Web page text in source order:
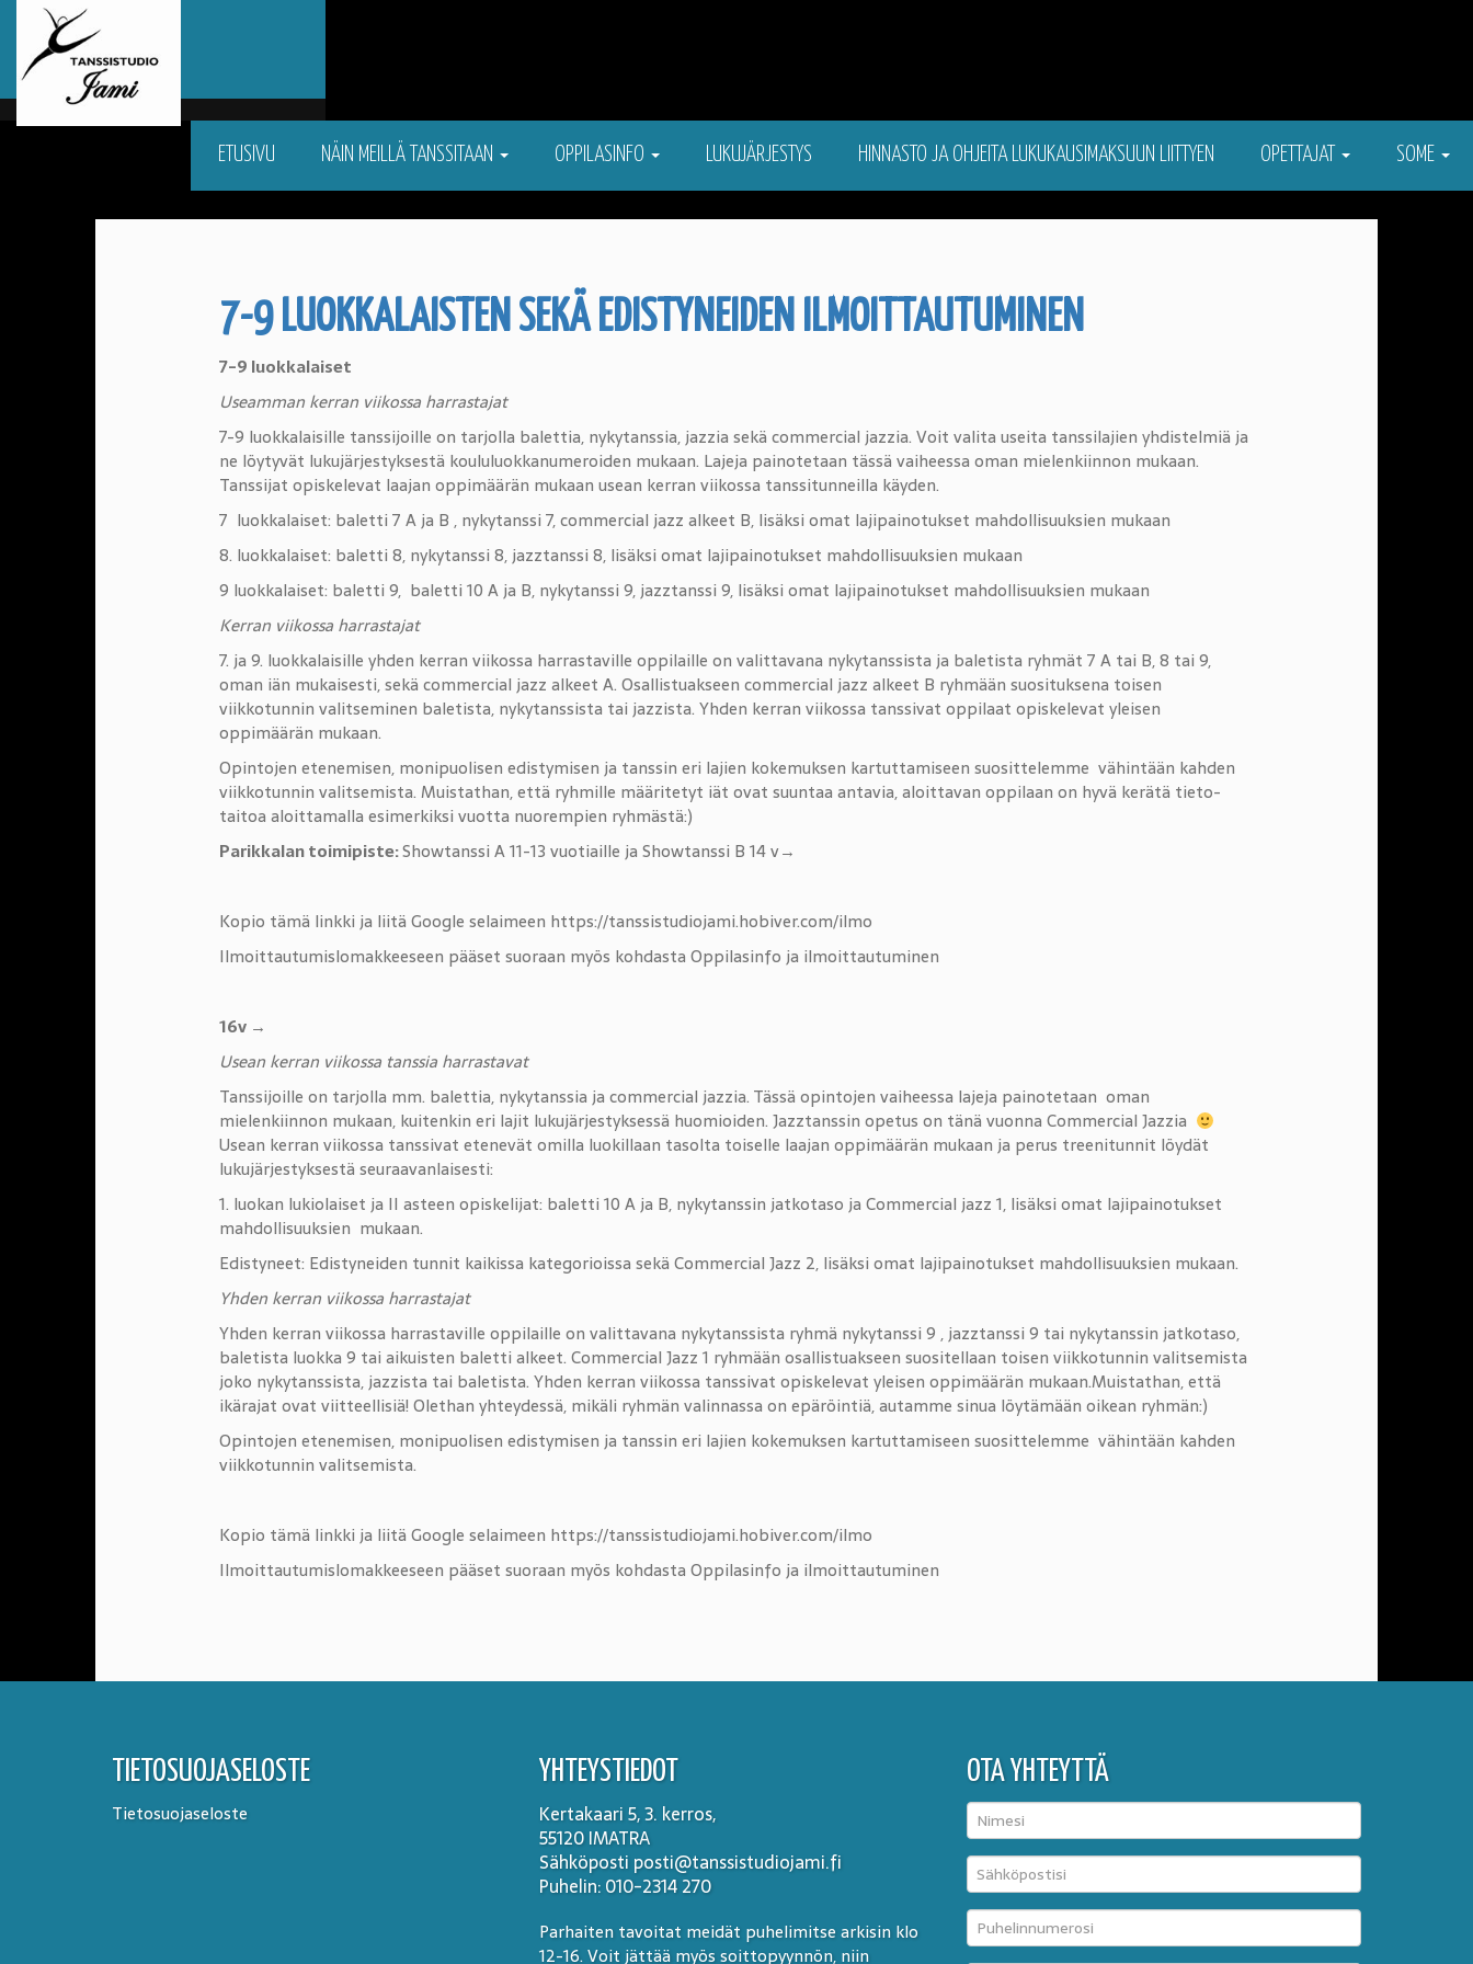
ETUSIVU NÄIN MEILLÄ TANSSITAAN OPPILASINFO LUKUJÄRJESTYS HINNASTO JA OHJEITA LUKUKAUSIMAKSUUN LIITTYEN OPETTAJAT SOME
7-9 LUOKKALAISTEN SEKÄ EDISTYNEIDEN ILMOITTAUTUMINEN
7-9 luokkalaiset
Useamman kerran viikossa harrastajat
7-9 luokkalaisille tanssijoille on tarjolla balettia, nykytanssia, jazzia sekä commercial jazzia. Voit valita useita tanssilajien yhdistelmiä ja
ne löytyvät lukujärjestyksestä koululuokkanumeroiden mukaan. Lajeja painotetaan tässä vaiheessa oman mielenkiinnon mukaan.
Tanssijat opiskelevat laajan oppimäärän mukaan usean kerran viikossa tanssitunneilla käyden.
7 luokkalaiset: baletti 7 A ja B , nykytanssi 7, commercial jazz alkeet B, lisäksi omat lajipainotukset mahdollisuuksien mukaan
8. luokkalaiset: baletti 8, nykytanssi 8, jazztanssi 8, lisäksi omat lajipainotukset mahdollisuuksien mukaan
9 luokkalaiset: baletti 9, baletti 10 A ja B, nykytanssi 9, jazztanssi 9, lisäksi omat lajipainotukset mahdollisuuksien mukaan
Kerran viikossa harrastajat
7. ja 9. luokkalaisille yhden kerran viikossa harrastaville oppilaille on valittavana nykytanssista ja baletista ryhmät 7 A tai B, 8 tai 9,
oman iän mukaisesti, sekä commercial jazz alkeet A. Osallistuakseen commercial jazz alkeet B ryhmään suosituksena toisen
viikkotunnin valitseminen baletista, nykytanssista tai jazzista. Yhden kerran viikossa tanssivat oppilaat opiskelevat yleisen
oppimäärän mukaan.
Opintojen etenemisen, monipuolisen edistymisen ja tanssin eri lajien kokemuksen kartuttamiseen suosittelemme vähintään kahden
viikkotunnin valitsemista. Muistathan, että ryhmille määritetyt iät ovat suuntaa antavia, aloittavan oppilaan on hyvä kerätä tieto-
taitoa aloittamalla esimerkiksi vuotta nuorempien ryhmästä:)
Parikkalan toimipiste:Showtanssi A 11-13 vuotiaille ja Showtanssi B 14 v→
Kopio tämä linkki ja liitä Google selaimeen https://tanssistudiojami.hobiver.com/ilmo
Ilmoittautumislomakkeeseen pääset suoraan myös kohdasta Oppilasinfo ja ilmoittautuminen
16v →
Usean kerran viikossa tanssia harrastavat
Tanssijoille on tarjolla mm. balettia, nykytanssia ja commercial jazzia. Tässä opintojen vaiheessa lajeja painotetaan oman
mielenkiinnon mukaan, kuitenkin eri lajit lukujärjestyksessä huomioiden. Jazztanssin opetus on tänä vuonna Commercial Jazzia
Usean kerran viikossa tanssivat etenevät omilla luokillaan tasolta toiselle laajan oppimäärän mukaan ja perus treenitunnit löydät
lukujärjestyksestä seuraavanlaisesti:
1. luokan lukiolaiset ja II asteen opiskelijat: baletti 10 A ja B, nykytanssin jatkotaso ja Commercial jazz 1, lisäksi omat lajipainotukset
mahdollisuuksien mukaan.
Edistyneet: Edistyneiden tunnit kaikissa kategorioissa sekä Commercial Jazz 2, lisäksi omat lajipainotukset mahdollisuuksien mukaan.
Yhden kerran viikossa harrastajat
Yhden kerran viikossa harrastaville oppilaille on valittavana nykytanssista ryhmä nykytanssi 9 , jazztanssi 9 tai nykytanssin jatkotaso,
baletista luokka 9 tai aikuisten baletti alkeet. Commercial Jazz 1 ryhmään osallistuakseen suositellaan toisen viikkotunnin valitsemista
joko nykytanssista, jazzista tai baletista. Yhden kerran viikossa tanssivat opiskelevat yleisen oppimäärän mukaan.Muistathan, että
ikärajat ovat viitteellisiä! Olethan yhteydessä, mikäli ryhmän valinnassa on epäröintiä, autamme sinua löytämään oikean ryhmän:)
Opintojen etenemisen, monipuolisen edistymisen ja tanssin eri lajien kokemuksen kartuttamiseen suosittelemme vähintään kahden
viikkotunnin valitsemista.
Kopio tämä linkki ja liitä Google selaimeen https://tanssistudiojami.hobiver.com/ilmo
Ilmoittautumislomakkeeseen pääset suoraan myös kohdasta Oppilasinfo ja ilmoittautuminen
TIETOSUOJASELOSTE
Tietosuojaseloste
YHTEYSTIEDOT
Kertakaari 5, 3. kerros,
55120 IMATRA
Sähköposti posti@tanssistudiojami.fi
Puhelin: 010-2314 270
Parhaiten tavoitat meidät puhelimitse arkisin klo
12-16. Voit jättää myös soittopyynnön, niin
OTA YHTEYTTÄ